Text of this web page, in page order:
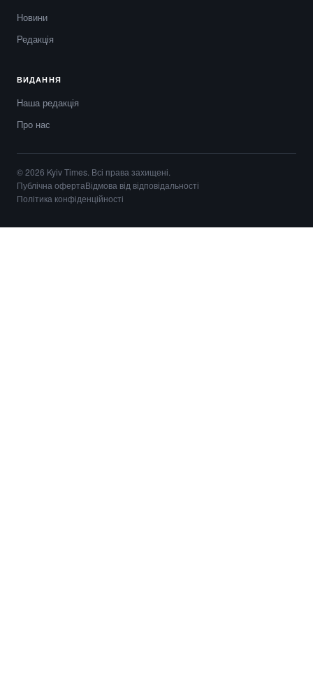
Новини
Редакція
ВИДАННЯ
Наша редакція
Про нас
© 2026 Kyiv Times. Всі права захищені.
Публічна офертаВідмова від відповідальності
Політика конфіденційності